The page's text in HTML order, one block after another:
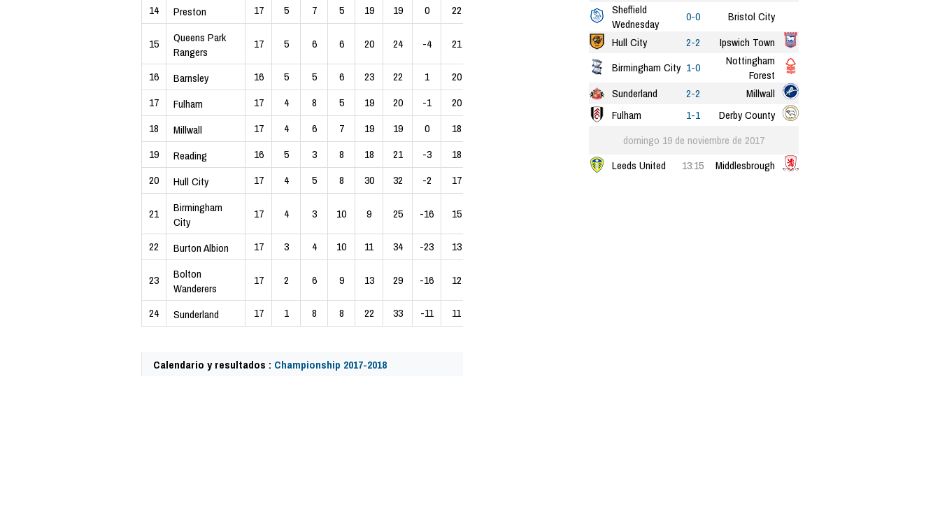
14
Preston 17 5 7 5 19 19 0 22
15
Queens Park
Rangers
17 5 6 6 20 24 -4 21
16 Barnsley 16 5 5 6 23 22 1
20
17
Fulham 17 4 8 5 19 20 -1
20
18
Millwall 17 4 6 7 19 19 0
18
19
Reading 16 5 3 8 18 21 -3
18
20
Hull City 17 4 5 8 30 32 -2 17
21
Birmingham
City
17 4 3 10 9 25 -16 15
22 Burton Albion 17 3 4 10 11 34 -23 13
23
Bolton
Wanderers
17 2 6 9 13 29 -16 12
24 Sunderland 17 1 8 8 22 33 -11 11
Calendario y resultados : Championship 2017-2018
Sheffield
Wednesday
0-0
Bristol City
Hull City
2-2
Ipswich Town
Birmingham City 1-0
Nottingham
Forest
Sunderland
2-2
Millwall
Fulham
1-1
Derby County
domingo 19 de noviembre de 2017
Leeds United
13:15 Middlesbrough